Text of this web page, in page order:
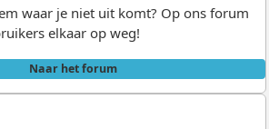
waar je niet uit komt? Op ons forum
elkaar op weg!
Naar het forum